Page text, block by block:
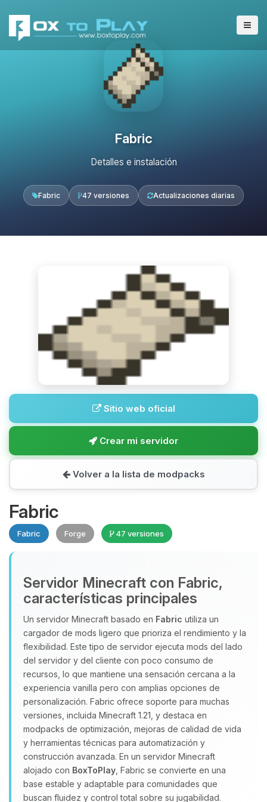
Fabric
Detalles e instalación
Fabric 47 versiones Actualizaciones diarias
Sitio web oficial
Crear mi servidor
Volver a la lista de modpacks
Fabric
Fabric Forge 47 versiones
Servidor Minecraft con Fabric,
características principales
Un servidor Minecraft basado en Fabric utiliza un
cargador de mods ligero que prioriza el rendimiento y la
flexibilidad. Este tipo de servidor ejecuta mods del lado
del servidor y del cliente con poco consumo de
recursos, lo que mantiene una sensación cercana a la
experiencia vanilla pero con amplias opciones de
personalización. Fabric ofrece soporte para muchas
versiones, incluida Minecraft 1.21, y destaca en
modpacks de optimización, mejoras de calidad de vida
y herramientas técnicas para automatización y
construcción avanzada. En un servidor Minecraft
alojado con BoxToPlay , Fabric se convierte en una
base estable y adaptable para comunidades que
buscan fluidez y control total sobre su jugabilidad.
Yupi, por fin alguien con quien
hablar! Soy Choupy, tu pequeno
asistente de BoxToPlay. Cuentame
que necesitas y moveré mis
pequenos circuitos para ayudarte.
07/08/2026 17:23